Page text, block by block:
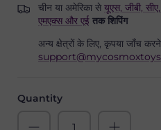
चीन या अमेरिका से यूएस, जीबी,
एमएक्स और एई तक शिपिंग
अन्य क्षेत्रों के लिए, कृपया जाँच
Quantity